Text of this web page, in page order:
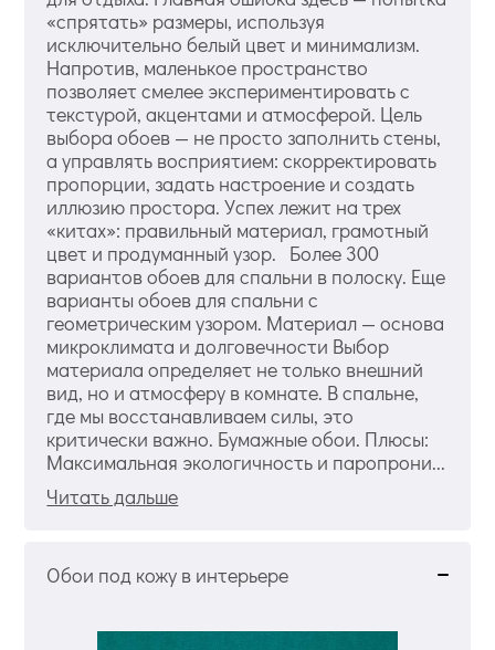
«спрятать» размеры, используя
исключительно белый цвет и минимализм.
Напротив, маленькое пространство
позволяет смелее экспериментировать с
текстурой, акцентами и атмосферой. Цель
выбора обоев — не просто заполнить стены,
а управлять восприятием: скорректировать
пропорции, задать настроение и создать
иллюзию простора. Успех лежит на трех
«китах»: правильный материал, грамотный
цвет и продуманный узор. Более 300
вариантов обоев для спальни в полоску. Еще
варианты обоев для спальни с
геометрическим узором. Материал — основа
микроклимата и долговечности Выбор
материала определяет не только внешний
вид, но и атмосферу в комнате. В спальне,
где мы восстанавливаем силы, это
критически важно. Бумажные обои. Плюсы:
Максимальная экологичность и паропрони...
Читать дальше
Обои под кожу в интерьере